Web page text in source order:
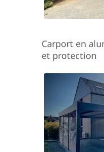
Carport en
et protection